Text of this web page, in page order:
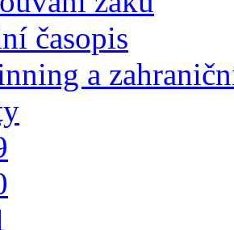
časopis
a